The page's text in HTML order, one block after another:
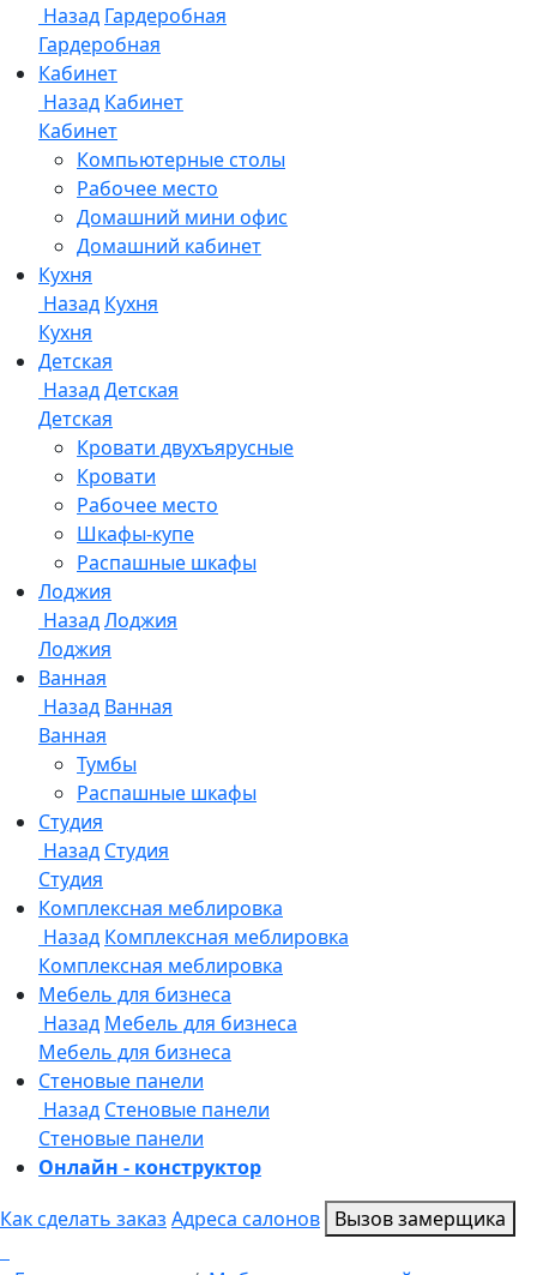
Онлайн - конструктор
Как сделать заказ Адреса салонов Вызов замерщика